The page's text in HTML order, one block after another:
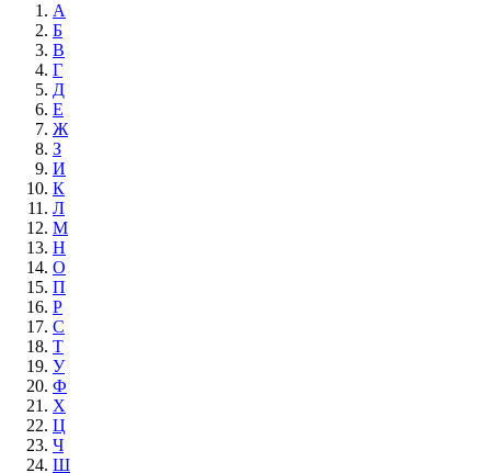
А
Б
В
Г
Д
Е
Ж
З
И
К
Л
М
Н
О
П
Р
С
Т
У
Ф
Х
Ц
Ч
Ш